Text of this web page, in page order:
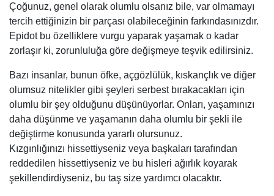
Çoğunuz, genel olarak olumlu olsanız bile, var olmamayı
tercih ettiğinizin bir parçası olabileceğinin farkındasınızdır.
Epidot bu özelliklere vurgu yaparak yaşamak o kadar
zorlaşır ki, zorunluluğa göre değişmeye teşvik edilirsiniz.
Bazı insanlar, bunun öfke, açgözlülük, kıskançlık ve diğer
olumsuz nitelikler gibi şeyleri serbest bırakacakları için
olumlu bir şey olduğunu düşünüyorlar. Onları, yaşamınızı
daha düşünme ve yaşamanın daha olumlu bir şekli ile
değiştirme konusunda yararlı olursunuz.
Kızgınlığınızı hissettiyseniz veya başkaları tarafından
reddedilen hissettiyseniz ve bu hisleri ağırlık koyarak
şekillendirdiyseniz, bu taş size yardımcı olacaktır.